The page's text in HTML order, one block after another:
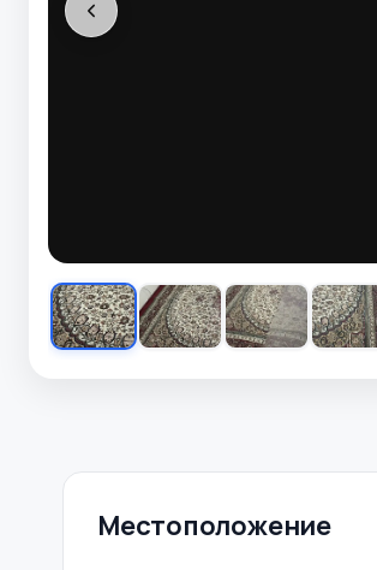
Местоположение